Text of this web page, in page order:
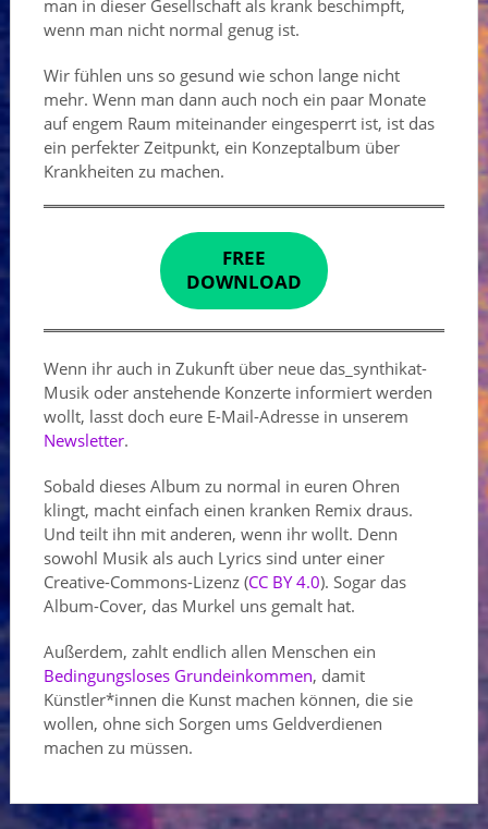
man in dieser Gesellschaft als krank beschimpft,
wenn man nicht normal genug ist.
Wir fühlen uns so gesund wie schon lange nicht
mehr. Wenn man dann auch noch ein paar Monate
auf engem Raum miteinander eingesperrt ist, ist das
ein perfekter Zeitpunkt, ein Konzeptalbum über
Krankheiten zu machen.
FREE
DOWNLOAD
Wenn ihr auch in Zukunft über neue das_synthikat-
Musik oder anstehende Konzerte informiert werden
wollt, lasst doch eure E-Mail-Adresse in unserem
Newsletter.
Sobald dieses Album zu normal in euren Ohren
klingt, macht einfach einen kranken Remix draus.
Und teilt ihn mit anderen, wenn ihr wollt. Denn
sowohl Musik als auch Lyrics sind unter einer
Creative-Commons-Lizenz (CC BY 4.0). Sogar das
Album-Cover, das Murkel uns gemalt hat.
Außerdem, zahlt endlich allen Menschen ein
Bedingungsloses Grundeinkommen, damit
Künstler*innen die Kunst machen können, die sie
wollen, ohne sich Sorgen ums Geldverdienen
machen zu müssen.